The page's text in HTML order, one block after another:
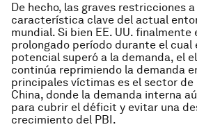
De hecho, las graves restricciones
característica clave del actual
mundial. Si bien EE. UU. finalmente
prolongado período durante el cual
potencial superó a la demanda, el
continúa reprimiendo la demanda
principales víctimas es el sector de
China, donde la demanda interna
para cubrir el déficit y evitar una
crecimiento del PBI.